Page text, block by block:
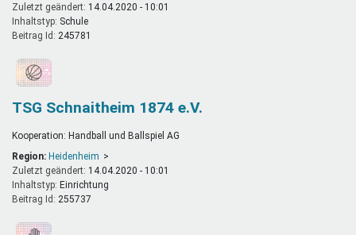
Zuletzt geändert: 14.04.2020 - 10:01
Inhaltstyp:
schule
Beitrag Id: 245781
TSG Schnaitheim 1874 e.V.
Kooperation: Handball und Ballspiel AG
Region: Heidenheim
Zuletzt geändert: 14.04.2020 - 10:01
Inhaltstyp:
einrichtung
Beitrag Id: 255737